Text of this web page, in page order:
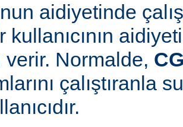
aidiyetinde
kullanıcının
verir. Normalde,
çalıştıranla